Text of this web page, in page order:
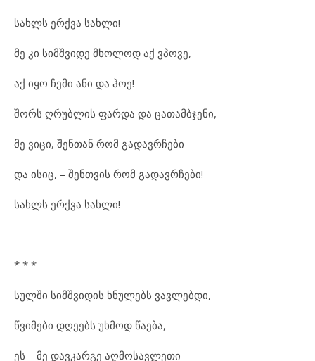
სახლს ერქვა სახლი!
მე კი სიმშვიდე მხოლოდ აქ ვპოვე,
აქ იყო ჩემი ანი და ჰოე!
შორს ღრუბლის ფარდა და ცათამბჯენი,
მე ვიცი, შენთან რომ გადავრჩები
და ისიც, – შენთვის რომ გადავრჩები!
სახლს ერქვა სახლი!
* * *
სულში სიმშვიდის ხნულებს ვავლებდი,
წვიმები დღეებს უხმოდ წაება,
ეს – მე დავკარგე აღმოსავლეთი